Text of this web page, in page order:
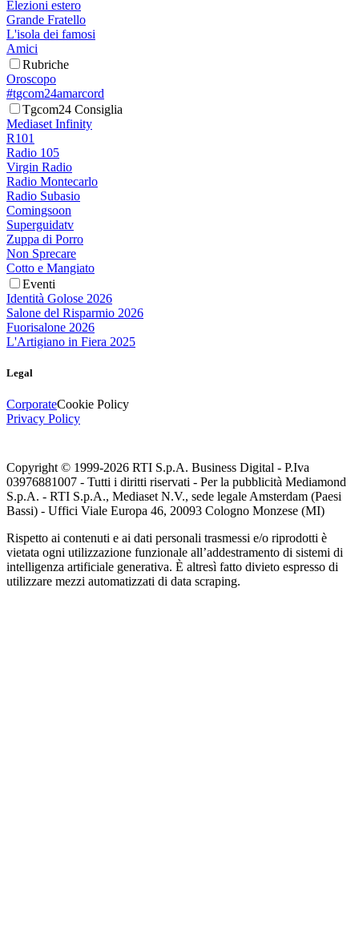
Elezioni estero
Grande Fratello
L'isola dei famosi
Amici
Rubriche
Oroscopo
#tgcom24amarcord
Tgcom24 Consiglia
Mediaset Infinity
R101
Radio 105
Virgin Radio
Radio Montecarlo
Radio Subasio
Comingsoon
Superguidatv
Zuppa di Porro
Non Sprecare
Cotto e Mangiato
Eventi
Identità Golose 2026
Salone del Risparmio 2026
Fuorisalone 2026
L'Artigiano in Fiera 2025
Legal
CorporateCookie Policy
Privacy Policy
Copyright © 1999-2026 RTI S.p.A. Business Digital - P.Iva
03976881007 - Tutti i diritti riservati - Per la pubblicità Mediamond
S.p.A. - RTI S.p.A., Mediaset N.V., sede legale Amsterdam (Paesi
Bassi) - Uffici Viale Europa 46, 20093 Cologno Monzese (MI)
Rispetto ai contenuti e ai dati personali trasmessi e/o riprodotti è
vietata ogni utilizzazione funzionale all’addestramento di sistemi di
intelligenza artificiale generativa. È altresì fatto divieto espresso di
utilizzare mezzi automatizzati di data scraping.